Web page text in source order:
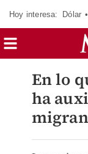
Hoy interesa: Dólar
En lo
ha